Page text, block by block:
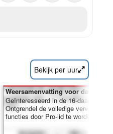
Bekijk per uur
Weersamenvatting voor dagen 7-
Geïnteresseerd in de 16-daagse
Ontgrendel de volledige
functies door Pro-lid te worden.